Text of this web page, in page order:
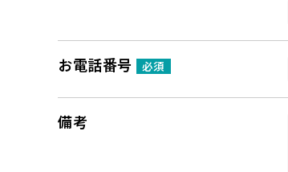
お電話番号 必須
備考